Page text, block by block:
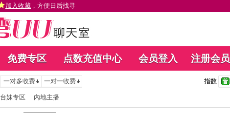
加入收藏 ，方便日后找寻
免费专区 点数充值中心 会员登入 注册会员
一对多收费 一对一收费 指数
台妹专区 內地主播